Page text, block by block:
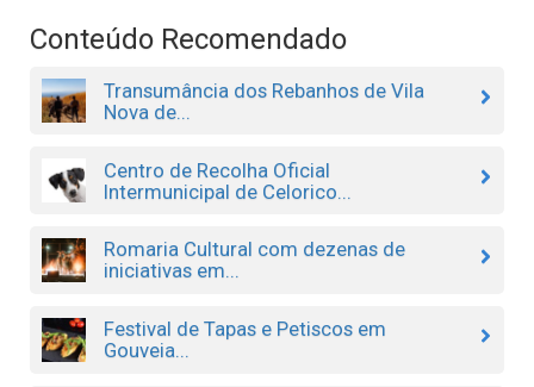
Conteúdo Recomendado
Transumância dos Rebanhos de Vila
Nova de...
Centro de Recolha Oficial
Intermunicipal de Celorico...
Romaria Cultural com dezenas de
iniciativas em...
Festival de Tapas e Petiscos em
Gouveia...